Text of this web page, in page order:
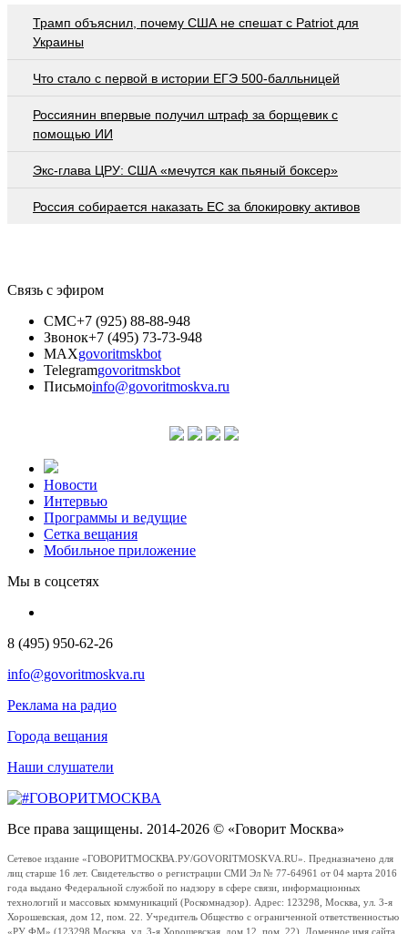
Трамп объяснил, почему США не спешат с Patriot для
Украины
Что стало с первой в истории ЕГЭ 500-балльницей
Россиянин впервые получил штраф за борщевик с
помощью ИИ
Экс-глава ЦРУ: США «мечутся как пьяный боксер»
Россия собирается наказать EC за блокировку активов
Связь с эфиром
СМС+7 (925) 88-88-948
Звонок+7 (495) 73-73-948
MAXgovoritmskbot
Telegramgovoritmskbot
Письмоinfo@govoritmoskva.ru
Новости
Интервью
Программы и ведущие
Сетка вещания
Мобильное приложение
Мы в соцсетях
8 (495) 950-62-26
info@govoritmoskva.ru
Реклама на радио
Города вещания
Наши слушатели
Все права защищены. 2014-2026 © «Говорит Москва»
Сетевое издание «ГОВОРИТМОСКВА.РУ/GOVORITMOSKVA.RU». Предназначено для
лиц старше 16 лет. Свидетельство о регистрации СМИ Эл № 77-64961 от 04 марта 2016
года выдано Федеральной службой по надзору в сфере связи, информационных
технологий и массовых коммуникаций (Роскомнадзор). Адрес: 123298, Москва, ул. 3-я
Хорошевская, дом 12, пом. 22. Учредитель Общество с ограниченной ответственностью
«РУ ФМ» (123298 Москва, ул. 3-я Хорошевская, дом 12, пом. 22). Доменное имя сайта